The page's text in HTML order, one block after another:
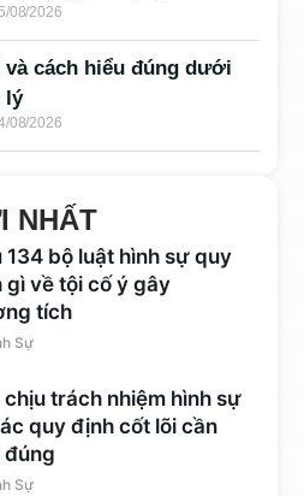
08/2026
và cách hiểu đúng dưới
lý
08/2026
NHẤT
134 bộ luật hình sự quy
gì về tội cố ý gây
tích
Sự
chịu trách nhiệm hình sự
quy định cốt lõi cần
đúng
Sự